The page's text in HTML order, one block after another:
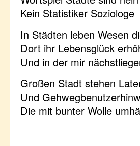
Kein Statistiker
In Städten leben Wesen
Dort ihr Lebensglück
Und in der mir
Großen Stadt stehen
Und
Die mit bunter Wolle